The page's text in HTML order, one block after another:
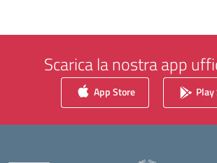
Scarica la nostra app
App Store